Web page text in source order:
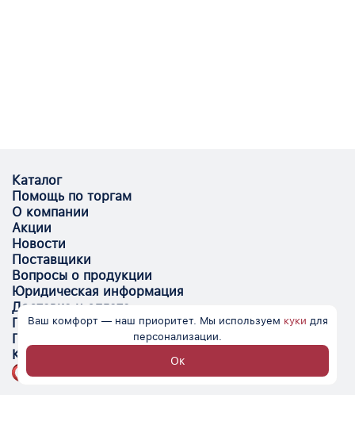
Каталог
Помощь по торгам
О компании
Акции
Новости
Поставщики
Вопросы о продукции
Юридическая информация
Доставка и оплата
Поставщикам
Помощь
Контакты
Ваш комфорт — наш приоритет. Мы используем куки для
персонализации.
Ок